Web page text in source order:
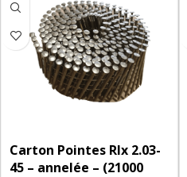
Carton Pointes Rlx 2.03-
45 – annelée – (21000